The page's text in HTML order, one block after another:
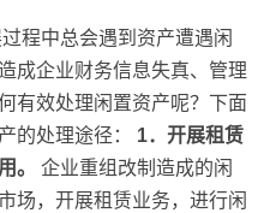
程中总会遇到资产遭遇闲
成企业财务信息失真、管理
有效处理闲置资产呢？下面
的处理途径： 1．开展租赁
。
企业重组改制造成的闲
场，开展租赁业务，进行闲